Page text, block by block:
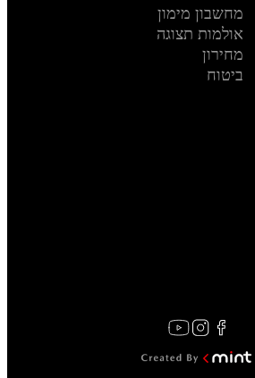
מחשבון מימון
אולמות תצוגה
מחירון
ביטוח